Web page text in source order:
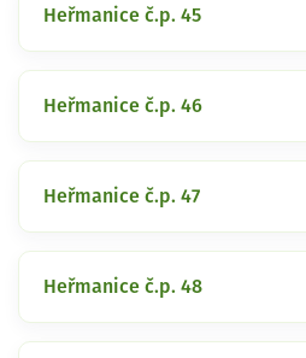
Heřmanice č.p. 45
Heřmanice č.p. 46
Heřmanice č.p. 47
Heřmanice č.p. 48